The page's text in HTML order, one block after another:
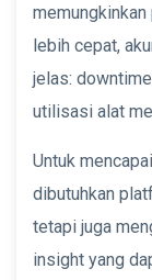
lebih cepat,
jelas:
utilisasi alat
Untuk
dibutuhkan
tetapi juga
insight yang